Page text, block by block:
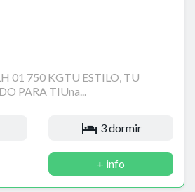
01 750 KGTU ESTILO, TU
PARA TIUna...
3 dormir
+ info